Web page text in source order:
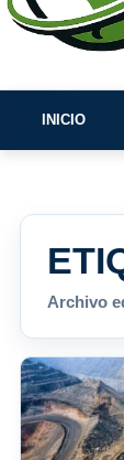
INICIO
Archivo